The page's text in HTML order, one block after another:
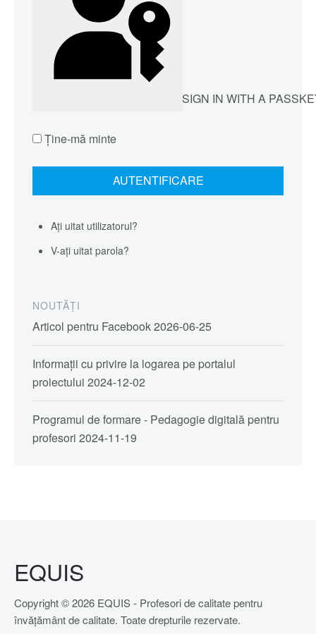
SIGN IN WITH A
Ţine-mă minte
Ați uitat utilizatorul?
V-ați uitat parola?
NOUTĂȚI
Articol pentru Facebook2026-06-25
Informații cu privire la logarea pe portalul
proiectului 2024-12-02
Programul de formare - Pedagogie digitală pentru
profesori 2024-11-19
EQUIS
Copyright © 2026 EQUIS - Profesori de calitate pentru
învățământ de calitate. Toate drepturile rezervate.